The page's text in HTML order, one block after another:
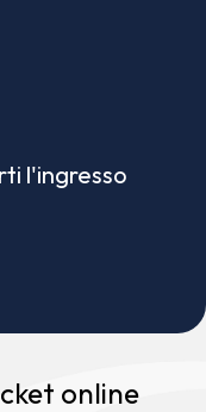
l'ingresso
online